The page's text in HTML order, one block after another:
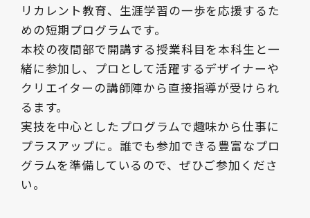
リカレント教育、生涯学習の一歩を応援するた
めの短期プログラムです。
本校の夜間部で開講する授業科目を本科生と一
緒に参加し、プロとして活躍するデザイナーや
クリエイターの講師陣から直接指導が受けられ
るます。
実技を中心としたプログラムで趣味から仕事に
プラスアップに。誰でも参加できる豊富なプロ
グラムを準備しているので、ぜひご参加くださ
い。